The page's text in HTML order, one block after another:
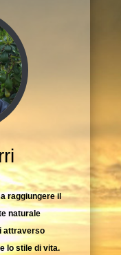
raggiungere il
naturale
attraverso
lo stile di vita.